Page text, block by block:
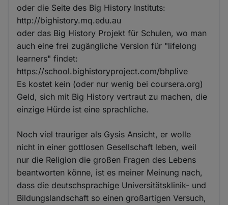
oder die Seite des Big History Instituts:
http://bighistory.mq.edu.au
oder das Big History Projekt für Schulen, wo man
auch eine frei zugängliche Version für "lifelong
learners" findet:
https://school.bighistoryproject.com/bhplive
Es kostet kein (oder nur wenig bei coursera.org)
Geld, sich mit Big History vertraut zu machen, die
einzige Hürde ist eine sprachliche.
Noch viel trauriger als Gysis Ansicht, er wolle
nicht in einer gottlosen Gesellschaft leben, weil
nur die Religion die großen Fragen des Lebens
beantworten könne, ist es meiner Meinung nach,
dass die deutschsprachige Universitätsklinik- und
Bildungslandschaft so einen großartigen Versuch,